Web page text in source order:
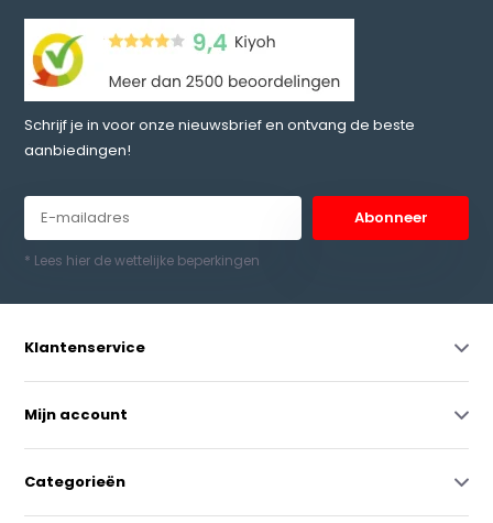
Schrijf je in voor onze nieuwsbrief en ontvang de beste
aanbiedingen!
Abonneer
* Lees hier de wettelijke beperkingen
Klantenservice
Mijn account
Categorieën